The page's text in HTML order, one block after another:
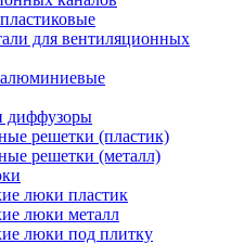
для вентиляционных
диффузоры
решетки (пластик)
решетки (металл)
люки пластик
люки металл
люки под плитку